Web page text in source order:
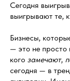
Сегодня
выигрывают те,
Бизнесы,
— это не просто
кого замечают,
сегодня — в